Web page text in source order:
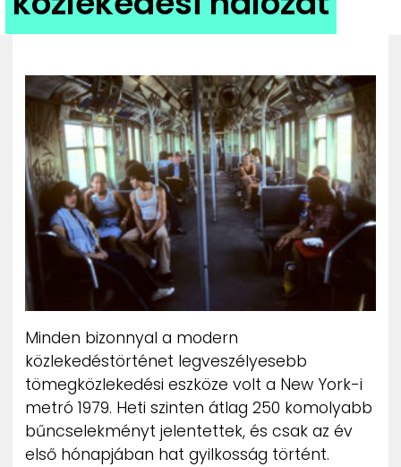
ZENE
IMPRESSZUM
PR-ARCHÍVUM
ADATKEZELÉSI TÁJÉKOZTATÓ
Minden bizonnyal a modern
közlekedéstörténet legveszélyesebb
tömegközlekedési eszköze volt a New York-i
metró 1979. Heti szinten átlag 250 komolyabb
bűncselekményt jelentettek, és csak az év
első hónapjában hat gyilkosság történt.